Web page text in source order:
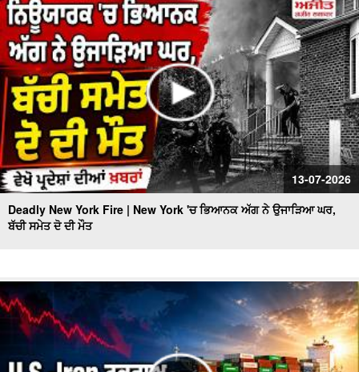
13-07-2026
Deadly New York Fire | New York 'ਚ ਭਿਆਨਕ ਅੱਗ ਨੇ ਉਜਾੜਿਆ ਘਰ,
ਬੱਚੀ ਸਮੇਤ ਦੋ ਦੀ ਮੌਤ